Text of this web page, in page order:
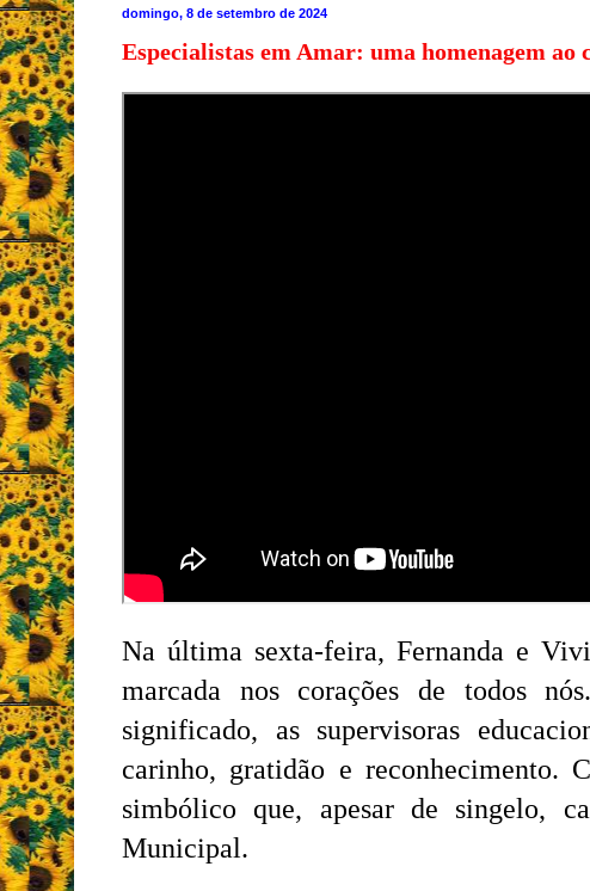
domingo, 8 de setembro de 2024
Especialistas em Amar: uma homenagem ao
Na última sexta-feira, Fernanda e
marcada nos corações de todos
significado, as supervisoras
carinho, gratidão e reconhecimento.
simbólico que, apesar de singelo,
Municipal.